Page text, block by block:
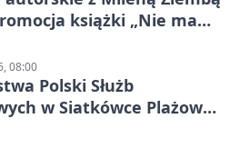
książki „Nie mam
08:00
Polski Służb
w Siatkówce Plażowej